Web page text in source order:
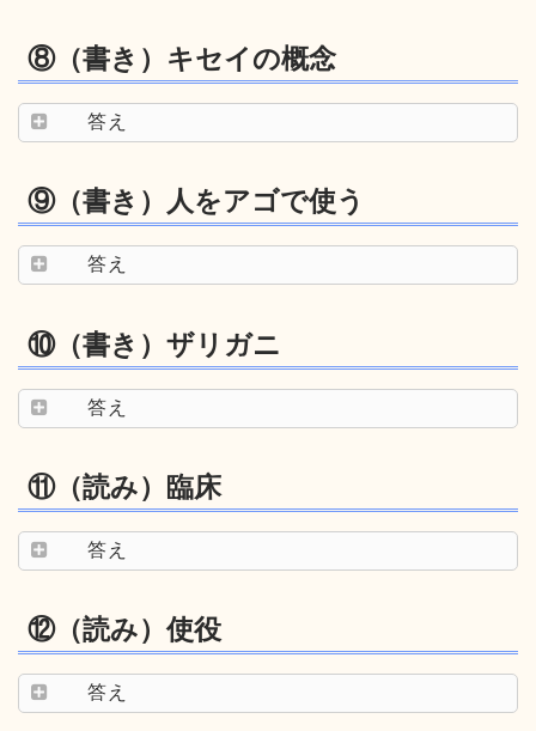
⑧（書き）キセイの概念
答え
⑨（書き）人をアゴで使う
答え
⑩（書き）ザリガニ
答え
⑪（読み）臨床
答え
⑫（読み）使役
答え